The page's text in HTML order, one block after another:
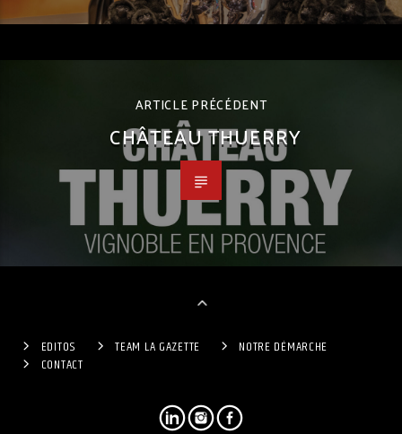
ARTICLE PRÉCÉDENT
CHÂTEAU THUERRY
EDITOS TEAM LA GAZETTE
NOTRE DÉMARCHE
CONTACT